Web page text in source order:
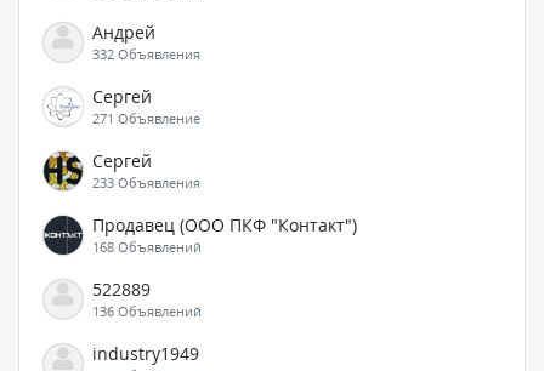
Андрей
332 Объявления
Сергей
271 Объявление
Сергей
233 Объявления
Продавец (ООО ПКФ "Контакт")
168 Объявлений
522889
136 Объявлений
industry1949